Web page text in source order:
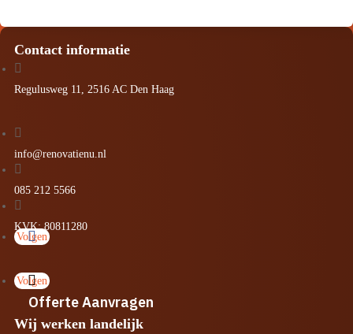
Contact informatie

Regulusweg 11, 2516 AC Den Haag

info@renovatienu.nl

085 212 5566

KVK: 80811280
Volgen
Volgen
Offerte Aanvragen
Wij werken landelijk